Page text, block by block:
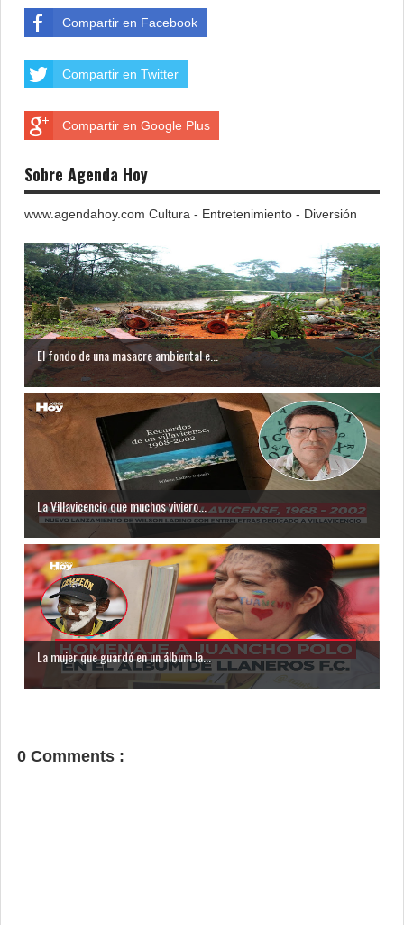
Compartir en Facebook
Compartir en Twitter
Compartir en Google Plus
Sobre Agenda Hoy
www.agendahoy.com Cultura - Entretenimiento - Diversión
El fondo de una masacre ambiental e...
La Villavicencio que muchos viviero...
La mujer que guardó en un álbum la...
0 Comments :